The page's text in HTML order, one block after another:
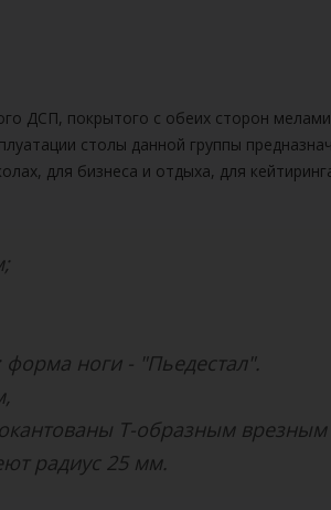
ДСП, покрытого с обеих сторон
столы данной группы
для бизнеса и отдыха, для
ноги - "Пьедестал".
Т-образным
радиус 25 мм.